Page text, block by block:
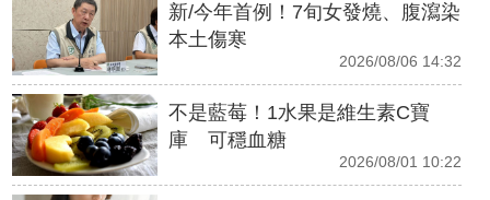
新/今年首例！7旬女發燒、腹瀉染
本土傷寒
2026/08/06 14:32
不是藍莓！1水果是維生素C寶
庫 可穩血糖
2026/08/01 10:22